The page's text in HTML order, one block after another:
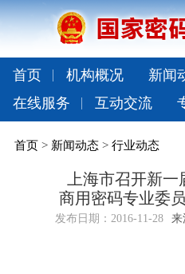
首页 机构概况 新闻
在线服务
互动交流
首页> 新闻动态> 行业动态
上海市召开新
商用密码专业委
发布日期： 2016-11-28 来